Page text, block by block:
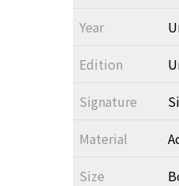
Year
Edition
Signature
Material
Size